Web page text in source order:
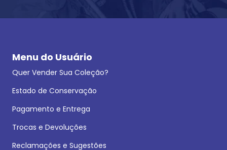
Menu do Usuário
Quer Vender Sua Coleção?
Estado de Conservação
Pagamento e Entrega
Trocas e Devoluções
Reclamações e Sugestões